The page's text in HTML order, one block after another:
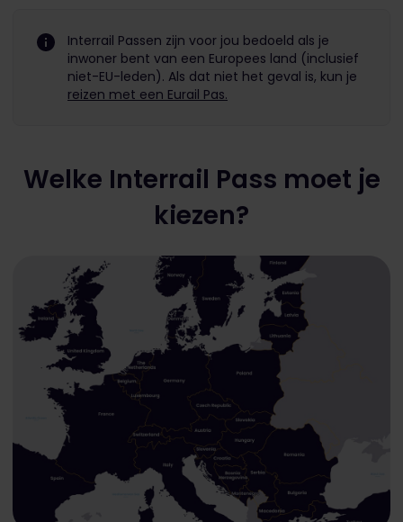
Interrail Passen zijn voor jou bedoeld als je
inwoner bent van een Europees land (inclusief
niet-EU-leden). Als dat niet het geval is, kun je
reizen met een Eurail Pas.
Welke Interrail Pass moet je
kiezen?